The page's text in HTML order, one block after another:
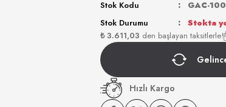
₺ 3.611,03 den başlayan taksitlerle!
Stok Kodu
GAC-
Stok Durumu
Stokta
Hızlı Kargo